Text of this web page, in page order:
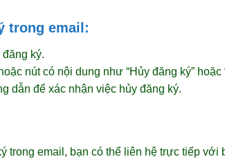
trong email:
ký.
nút có nội dung như “Hủy đăng ký” hoặc
dẫn để xác nhận việc hủy đăng ký.
trong email, bạn có thể liên hệ trực tiếp